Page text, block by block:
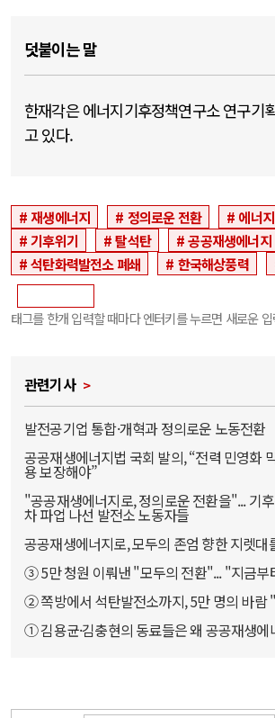
덧붙이는 말
한재각은 에너지기후정책연구소 연구기
고 있다.
재생에너지 정의로운 전환
에너
기후위기
탈석탄 공공재생에너지
석탄화력발전소 폐쇄
한국해상풍력
태그를 한개 입력할 때마다 엔터키를 누르면 새로운
관련기사
발전공기업 통합·개혁과 정의로운 노동전환
공공재생에너지법 국회 발의, “전력 민영화
용 보장해야”
"공공재생에너지로, 정의로운 전환을"... 기
차 파업 나선 발전소 노동자들
공공재생에너지로, 모두의 존엄 향한 지렛대
③ 5만 청원 이뤄낸 "모두의 전환"... "지금부
② 쪽방에서 석탄발전소까지, 5만 명의 바람
① 김용균·김충현의 동료들은 왜 공공재생에